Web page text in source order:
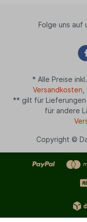
Folge uns auf
* Alle Preise
Versandkosten
** gilt für
für andere
Copyright ©